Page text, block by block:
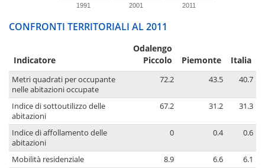
1991 2001 2011
CONFRONTI TERRITORIALI AL 2011
Indicatore
Odalengo
Piccolo
Piemonte Italia
Metri quadrati per occupante
nelle abitazioni occupate
72.2 43.5 40.7
Indice di sottoutilizzo delle
abitazioni
67.2 31.2 31.3
Indice di affollamento delle
abitazioni
0 0.4 0.6
Mobilità residenziale 8.9 6.6 6.1